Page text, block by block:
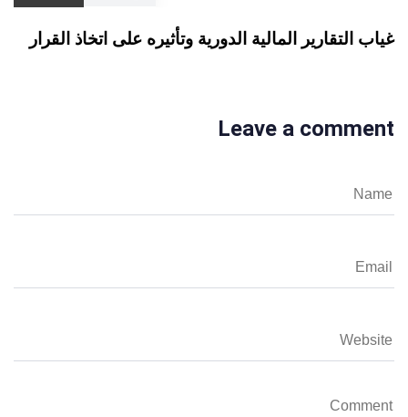
غياب التقارير المالية الدورية وتأثيره على اتخاذ القرار
Leave a comment